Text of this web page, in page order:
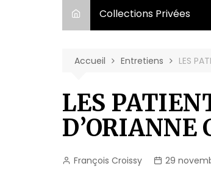
Collections Privées
Accueil Entretiens LES
LES
D’ORIANNE
François Croissy 29